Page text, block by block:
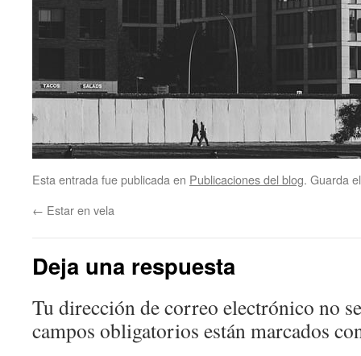
Esta entrada fue publicada en Publicaciones del blog. Guarda
← Estar en vela
Deja una respuesta
Tu dirección de correo electrónico no
campos obligatorios están marcados